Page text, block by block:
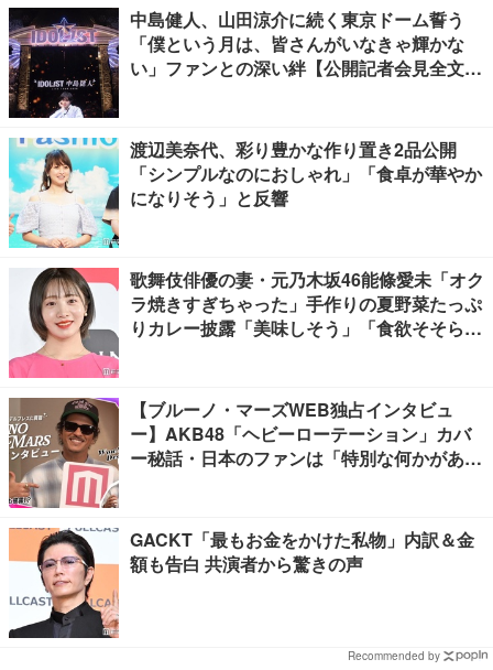
中島健人、山田涼介に続く東京ドーム誓う
「僕という月は、皆さんがいなきゃ輝かな
い」ファンとの深い絆【公開記者会見全文
渡辺美奈代、彩り豊かな作り置き2品公開
「シンプルなのにおしゃれ」「食卓が華やか
になりそう」と反響
歌舞伎俳優の妻・元乃木坂46能條愛未「オク
ラ焼きすぎちゃった」手作りの夏野菜たっぷ
りカレー披露「美味しそう」「食欲そそられ
【ブルーノ・マーズWEB独占インタビュ
ー】AKB48「ヘビーローテーション」カバ
ー秘話・日本のファンは「特別な何かがあ
GACKT「最もお金をかけた私物」内訳＆金
額も告白 共演者から驚きの声
Recommended by